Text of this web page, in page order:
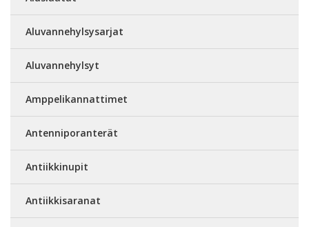
Aluvannehylsysarjat
Aluvannehylsyt
Amppelikannattimet
Antenniporanterät
Antiikkinupit
Antiikkisaranat